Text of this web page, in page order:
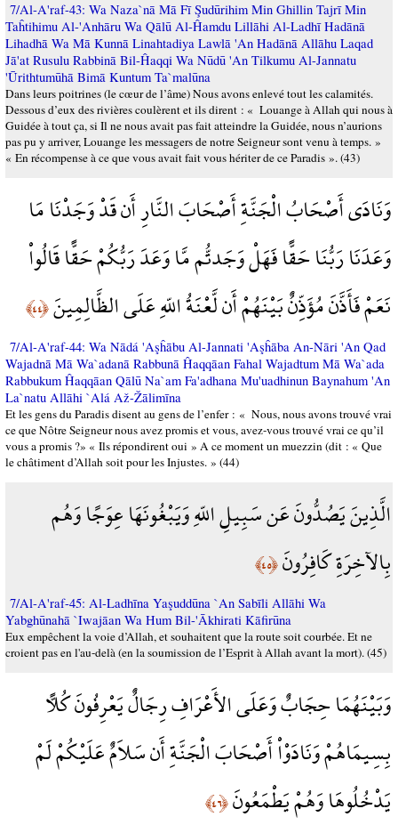
7/Al-A'raf-43: Wa Naza`nā Mā Fī Şudūrihim Min Ghillin Tajrī Min
Taĥtihimu Al-'Anhāru Wa Qālū Al-Ĥamdu Lillāhi Al-Ladhī Hadānā
Lihadhā Wa Mā Kunnā Linahtadiya Lawlā 'An Hadānā Allāhu Laqad
Jā'at Rusulu Rabbinā Bil-Ĥaqqi Wa Nūdū 'An Tilkumu Al-Jannatu
'Ūrithtumūhā Bimā Kuntum Ta`malūna
Dans leurs poitrines (le cœur de l’âme) Nous avons enlevé tout les calamités.
Dessous d’eux des rivières coulèrent et ils dirent : « Louange à Allah qui nous à
Guidée à tout ça, si Il ne nous avait pas fait atteindre la Guidée, nous n’aurions
pas pu y arriver, Louange les messagers de notre Seigneur sont venu à temps. »
« En récompense à ce que vous avait fait vous hériter de ce Paradis ». (43)
وَنَادَى أَصْحَابُ الْجَنَّةِ أَصْحَابَ النَّارِ أَن قَدْ وَجَدْنَا مَا
وَعَدَنَا رَبُّنَا حَقًّا فَهَلْ وَجَدتُّم مَّا وَعَدَ رَبُّكُمْ حَقًّا قَالُواْ
نَعَمْ فَأَذَّنَ مُؤَذِّنٌ بَيْنَهُمْ أَن لَّعْنَةُ اللّهِ عَلَى الظَّالِمِينَ﴿٤٤﴾
7/Al-A'raf-44: Wa Nādá 'Aşĥābu Al-Jannati 'Aşĥāba An-Nāri 'An Qad
Wajadnā Mā Wa`adanā Rabbunā Ĥaqqāan Fahal Wajadtum Mā Wa`ada
Rabbukum Ĥaqqāan Qālū Na`am Fa'adhana Mu'uadhinun Baynahum 'An
La`natu Allāhi `Alá Až-Žālimīna
Et les gens du Paradis disent au gens de l’enfer : « Nous, nous avons trouvé vrai
ce que Nôtre Seigneur nous avez promis et vous, avez-vous trouvé vrai ce qu’il
vous a promis ?» « Ils répondirent oui » A ce moment un muezzin (dit : « Que
le châtiment d’Allah soit pour les Injustes. » (44)
الَّذِينَ يَصُدُّونَ عَن سَبِيلِ اللّهِ وَيَبْغُونَهَا عِوَجًا وَهُم
بِالآخِرَةِ كَافِرُونَ﴿٤٥﴾
7/Al-A'raf-45: Al-Ladhīna Yaşuddūna `An Sabīli Allāhi Wa
Yabghūnahā `Iwajāan Wa Hum Bil-'Ākhirati Kāfirūna
Eux empêchent la voie d’Allah, et souhaitent que la route soit courbée. Et ne
croient pas en l'au-delà (en la soumission de l’Esprit à Allah avant la mort). (45)
وَبَيْنَهُمَا حِجَابٌ وَعَلَى الأَعْرَافِ رِجَالٌ يَعْرِفُونَ كُلاًّ
بِسِيمَاهُمْ وَنَادَوْاْ أَصْحَابَ الْجَنَّةِ أَن سَلاَمٌ عَلَيْكُمْ لَمْ
يَدْخُلُوهَا وَهُمْ يَطْمَعُونَ﴿٤٦﴾